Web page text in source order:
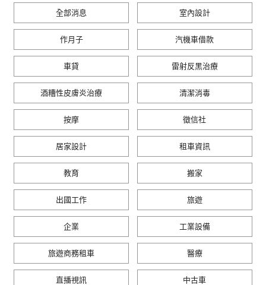
全部消息 室內設計
作月子 汽機車借款
車貸 雷射反黑治療
酒糟性皮膚炎治療 清潔消毒
按摩 徵信社
居家設計 租車資訊
教育 搬家
出國工作 旅遊
企業 工業設備
旅遊商務租車 醫療
直播視訊 中古車